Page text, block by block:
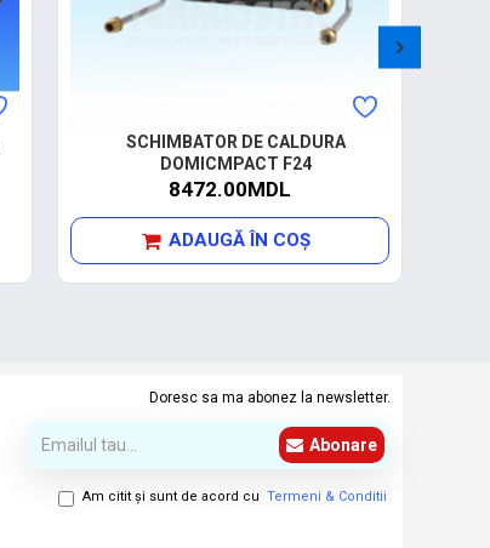
SCHIMBATOR DE CALDURA
DOMICMPACT F24
8472.00MDL
ADAUGĂ ÎN COŞ
Doresc sa ma abonez la newsletter.
Abonare
Am citit şi sunt de acord cu Termeni & Conditii